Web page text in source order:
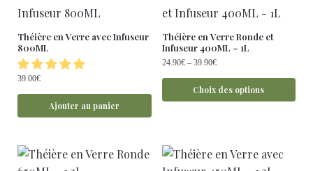
Théière en Verre avec Infuseur
800ML
39.00€
Ajouter au panier
Théière en Verre Ronde et
Infuseur 400ML – 1L
24.90€– 39.90€
Choix des options